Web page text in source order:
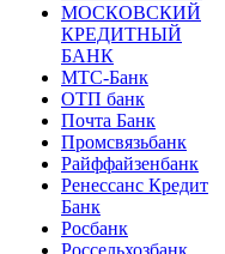
МОСКОВСКИЙ
КРЕДИТНЫЙ
БАНК
МТС-Банк
ОТП банк
Почта Банк
Промсвязьбанк
Райффайзенбанк
Ренессанс Кредит
Банк
Росбанк
Россельхозбанк